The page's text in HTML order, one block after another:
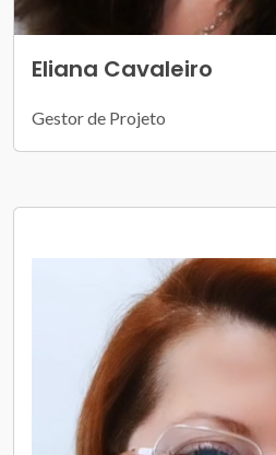
Eliana Cavaleiro
Gestor de Projeto